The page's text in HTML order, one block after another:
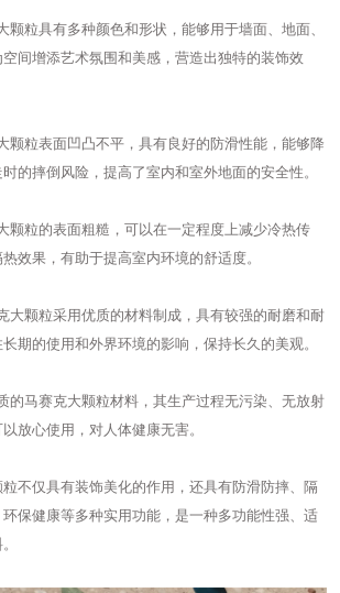
颗粒具有多种颜色和形状，能够用于墙面、地面、
间增添艺术氛围和美感，营造出独特的装饰效
颗粒表面凹凸不平，具有良好的防滑性能，能够降
的摔倒风险，提高了室内和室外地面的安全性。
颗粒的表面粗糙，可以在一定程度上减少冷热传
效果，有助于提高室内环境的舒适度。
大颗粒采用优质的材料制成，具有较强的耐磨和耐
期的使用和外界环境的影响，保持长久的美观。
的马赛克大颗粒材料，其生产过程无污染、无放射
放心使用，对人体健康无害。
不仅具有装饰美化的作用，还具有防滑防摔、隔
保健康等多种实用功能，是一种多功能性强、适